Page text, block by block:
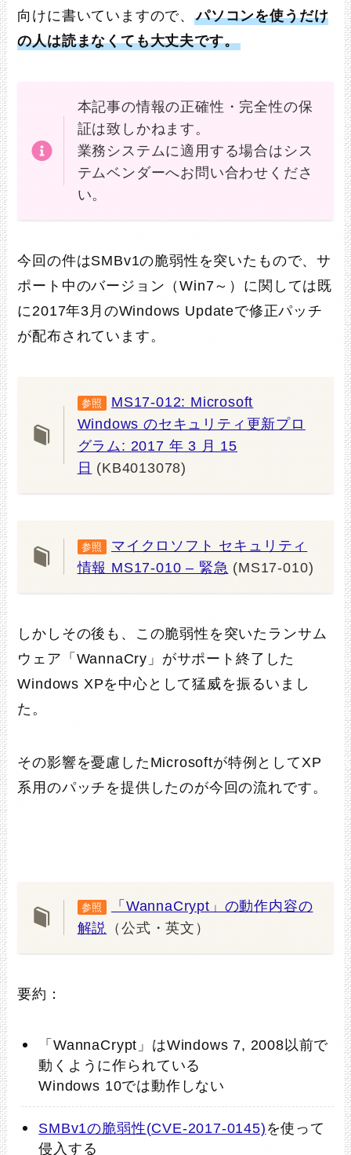
向けに書いていますので、パソコンを使うだけ
の人は読まなくても大丈夫です。
本記事の情報の正確性・完全性の保
証は致しかねます。
業務システムに適用する場合はシス
テムベンダーへお問い合わせくださ
い。
今回の件はSMBv1の脆弱性を突いたもので、サ
ポート中のバージョン（Win7～）に関しては既
に2017年3月のWindows Updateで修正パッチ
が配布されています。
参照
MS17-012: Microsoft
Windows のセキュリティ更新プロ
グラム: 2017 年 3 月 15
日 (KB4013078)
参照
マイクロソフト セキュリティ
情報 MS17-010 – 緊急 (MS17-010)
しかしその後も、この脆弱性を突いたランサム
ウェア「WannaCry」がサポート終了した
Windows XPを中心として猛威を振るいまし
た。
その影響を憂慮したMicrosoftが特例としてXP
系用のパッチを提供したのが今回の流れです。
参照
「WannaCrypt」の動作内容の
解説 （公式・英文）
要約：
「WannaCrypt」はWindows 7, 2008以前で
動くように作られている
Windows 10では動作しない
SMBv1の脆弱性(CVE-2017-0145) を使って
侵入する